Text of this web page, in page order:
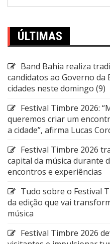
ÚLTIMAS
Band Bahia realiza
candidatos ao Governo da
cidades neste domingo (9)
Festival Timbre 2026:
queremos criar um
a cidade”, afirma Lucas
Festival Timbre 2026
capital da música durante
encontros e experiências
Tudo sobre o Festival
da edição que vai
música
Festival Timbre 2026